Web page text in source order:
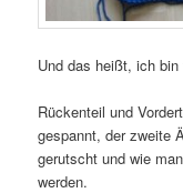
Und das heißt, ich
Rückenteil und
gespannt, der zweite
gerutscht und wie
werden.